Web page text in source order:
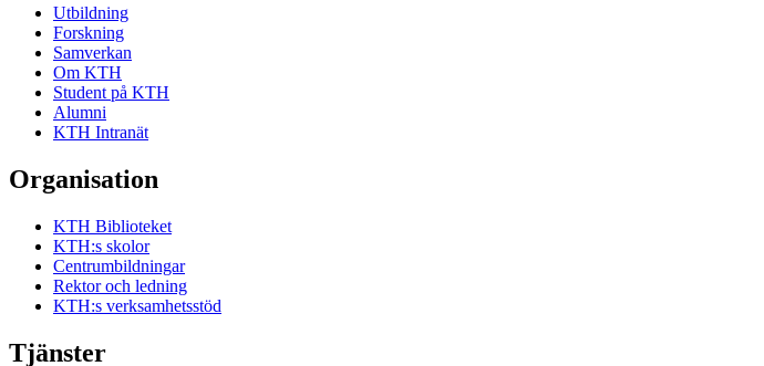
Utbildning
Forskning
Samverkan
Om KTH
Student på KTH
Alumni
KTH Intranät
Organisation
KTH Biblioteket
KTH:s skolor
Centrumbildningar
Rektor och ledning
KTH:s verksamhetsstöd
Tjänster